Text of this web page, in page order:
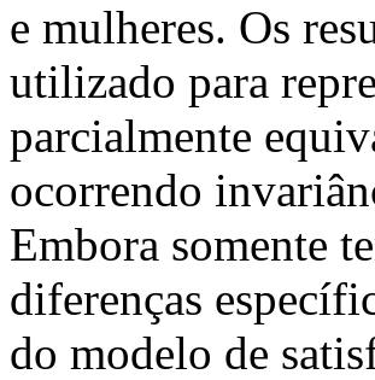
e mulheres. Os
utilizado para
parcialmente
ocorrendo
Embora somente
diferenças
do modelo de